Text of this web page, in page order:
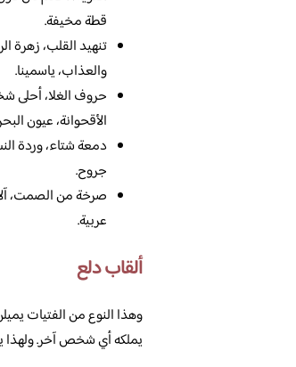
قطة مخيفة.
تنهيد القلب، زهرة
والعذاب، ياسمينا.
حروف الغلا، أحلى
الأقحوانة، عيون
دمعة شتاء، وردة
جروح.
صرخة من الصمت،
عربية.
ألقاب دلع
وهذا النوع من الفتيات
يملكه أي شخص آخر. ولهذا